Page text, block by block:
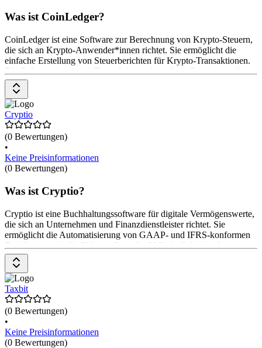
Was ist CoinLedger?
CoinLedger ist eine Software zur Berechnung von Krypto-Steuern,
die sich an Krypto-Anwender*innen richtet. Sie ermöglicht die
einfache Erstellung von Steuerberichten für Krypto-Transaktionen.
Die Software importiert Transaktionen, berechnet Gewinne und
Verluste und generiert Steuerberichte. Sie bietet auch Portfolio-
Tracking und Integrationen mit verschiedenen Plattformen. Die
Preisgestaltung umfasst eine kostenlose Nutzung für grundlegende
Funktionen, während erweiterte Dienstleistungen kostenpflichtig
sind.
Cryptio
(0 Bewertungen)
•
Keine Preisinformationen
(0 Bewertungen)
Was ist Cryptio?
Cryptio ist eine Buchhaltungssoftware für digitale Vermögenswerte,
die sich an Unternehmen und Finanzdienstleister richtet. Sie
ermöglicht die Automatisierung von GAAP- und IFRS-konformen
Berichten sowie die Sicherstellung der Vollständigkeit und
Genauigkeit von Krypto-Daten. Die Software bietet Funktionen wie
Blockchain-Datenabgleich, interne Kontrollen und die
Umwandlung von On-Chain-Aktivitäten in prüfbare Finanzberichte.
Sie unterstützt verschiedene Anwendungsfälle, darunter Banken,
CeFi
Taxbit
(0 Bewertungen)
•
Keine Preisinformationen
(0 Bewertungen)